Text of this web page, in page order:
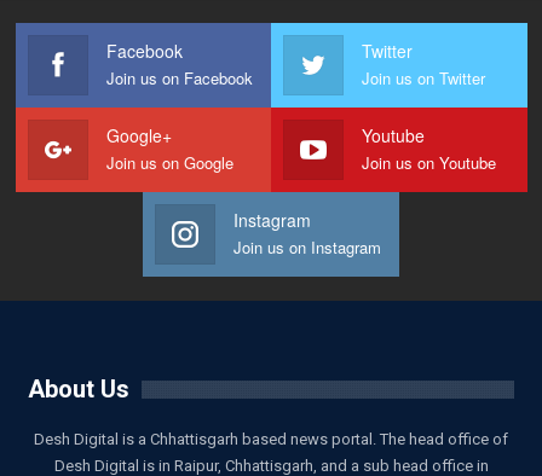
Facebook
Join us on Facebook
Twitter
Join us on Twitter
Google+
Join us on Google
Youtube
Join us on Youtube
Instagram
Join us on Instagram
About Us
Desh Digital is a Chhattisgarh based news portal. The head office of
Desh Digital is in Raipur, Chhattisgarh, and a sub head office in